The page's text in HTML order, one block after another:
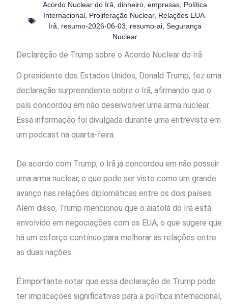
Acordo Nuclear do Irã, dinheiro, empresas, Política
Internacional, Proliferação Nuclear, Relações EUA-
Irã, resumo-2026-06-03, resumo-ai, Segurança
Nuclear
Declaração de Trump sobre o Acordo Nuclear do Irã
O presidente dos Estados Unidos, Donald Trump, fez uma
declaração surpreendente sobre o Irã, afirmando que o
país concordou em não desenvolver uma arma nuclear.
Essa informação foi divulgada durante uma entrevista em
um podcast na quarta-feira.
De acordo com Trump, o Irã já concordou em não possuir
uma arma nuclear, o que pode ser visto como um grande
avanço nas relações diplomáticas entre os dois países.
Além disso, Trump mencionou que o aiatolá do Irã está
envolvido em negociações com os EUA, o que sugere que
há um esforço contínuo para melhorar as relações entre
as duas nações.
É importante notar que essa declaração de Trump pode
ter implicações significativas para a política internacional,